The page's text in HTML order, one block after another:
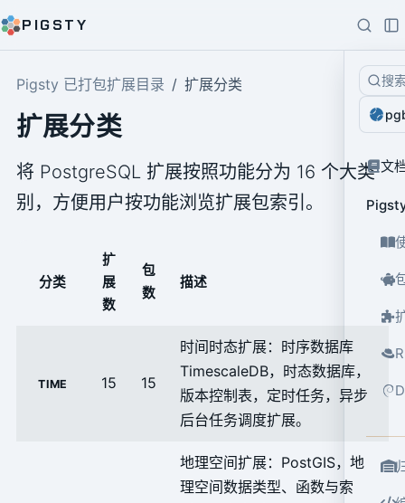
PIGSTY
搜
文
Pigsty 已打包扩展目录 扩展分类
扩展分类
将 PostgreSQL 扩展按照功能分为 16 个大类
别，方便用户按功能浏览扩展包索引。
分类
扩
展
数
包
数
描述
TIME 15 15
时间时态扩展：时序数据库
TimescaleDB，时态数据库，
版本控制表，定时任务，异步
后台任务调度扩展。
地理空间扩展：PostGIS，地
理空间数据类型、函数与索